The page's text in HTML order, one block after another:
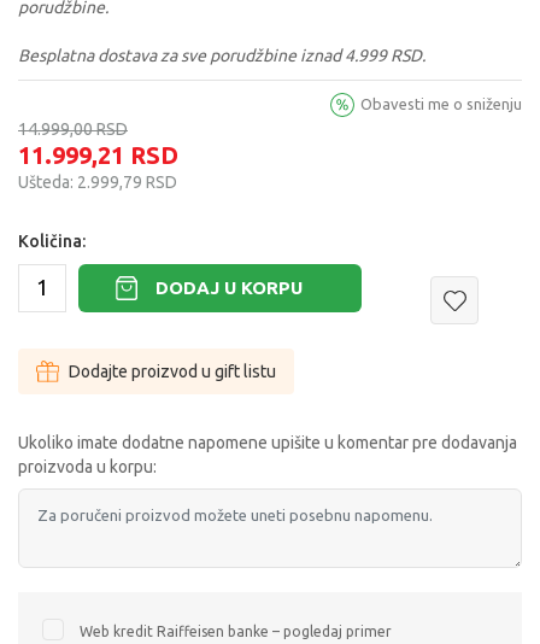
porudžbine.
Besplatna dostava za sve porudžbine iznad 4.999 RSD.
14.999,00RSD
11.999,21 RSD
Ušteda: 2.999,79 RSD
Obavesti me o sniženju
Količina:
DODAJ U KORPU
Dodajte proizvod u gift listu
Ukoliko imate dodatne napomene upišite u komentar pre dodavanja
proizvoda u korpu:
Web kredit Raiffeisen banke – pogledaj primer